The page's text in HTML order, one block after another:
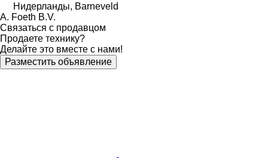
Нидерланды, Barneveld
A. Foeth B.V.
Связаться с продавцом
Продаете технику?
Делайте это вместе с нами!
Разместить объявление